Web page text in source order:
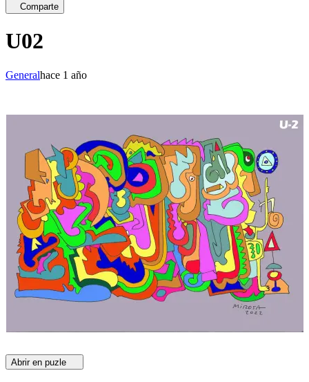
Comparte
U02
Generalhace 1 año
Abrir en puzle